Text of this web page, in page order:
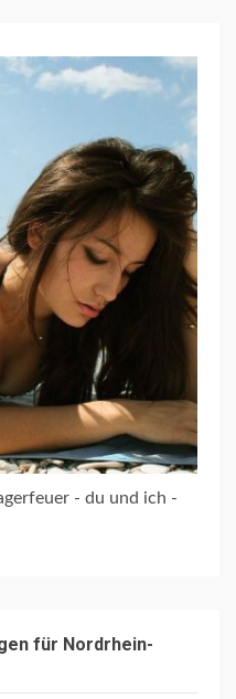
- du und ich -
für Nordrhein-